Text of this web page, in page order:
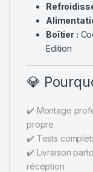
Boîtier :
Edition
💎
✔️ Montage
propre
✔️ Tests
✔️ Livraison
réception